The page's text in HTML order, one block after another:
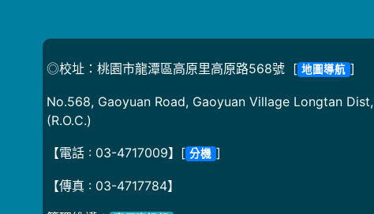
◎校址：桃園市龍潭區高原里高原路568號 [ 地圖導航 ]
No.568, Gaoyuan Road, Gaoyuan Village Longtan
(R.O.C.)
【電話 : 03-4717009】[ 分機 ]
【傳真 : 03-4717784】